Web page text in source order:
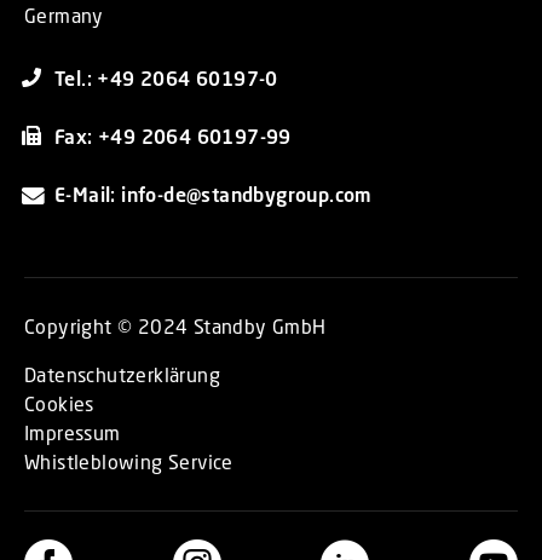
Germany
Tel.: +49 2064 60197-0
Fax: +49 2064 60197-99
E-Mail: info-de@standbygroup.com
Copyright © 2024 Standby GmbH
Datenschutzerklärung
Cookies
Impressum
Whistleblowing Service